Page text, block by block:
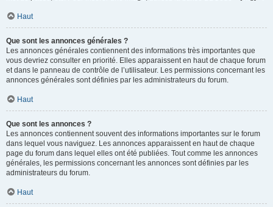
Haut
Que sont les annonces générales ?
Les annonces générales contiennent des informations très importantes que
vous devriez consulter en priorité. Elles apparaissent en haut de chaque forum
et dans le panneau de contrôle de l’utilisateur. Les permissions concernant les
annonces générales sont définies par les administrateurs du forum.
Haut
Que sont les annonces ?
Les annonces contiennent souvent des informations importantes sur le forum
dans lequel vous naviguez. Les annonces apparaissent en haut de chaque
page du forum dans lequel elles ont été publiées. Tout comme les annonces
générales, les permissions concernant les annonces sont définies par les
administrateurs du forum.
Haut